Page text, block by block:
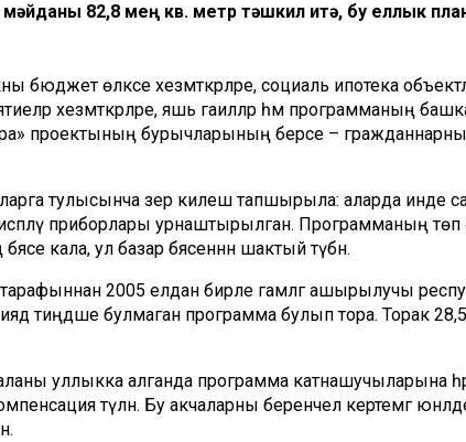
82,8 мең кв. метр тәшкил итә, бу еллык
бюджет өлкәсе хезмәткәрләре, социаль ипотека
хезмәткәрләре, яшь гаиләләр һәм программаның
проектының бурычларының берсе – гражданнарны
тулысынча әзер килеш тапшырыла: аларда инде
исәпләү приборлары урнаштырылган. Программаның төп
кала, ул базар бәясеннән шактый түбән.
тарафыннан 2005 елдан бирле гамәлгә ашырылучы
тиңдәше булмаган программа булып тора. Торак 28,5
уллыкка алганда программа катнашучыларына
түләнә. Бу акчаларны беренчел кертемгә